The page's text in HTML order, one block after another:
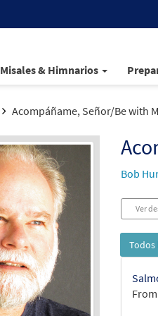
Misales & Himnarios
Acompáñame, Señor/Be with
Bob
Ver